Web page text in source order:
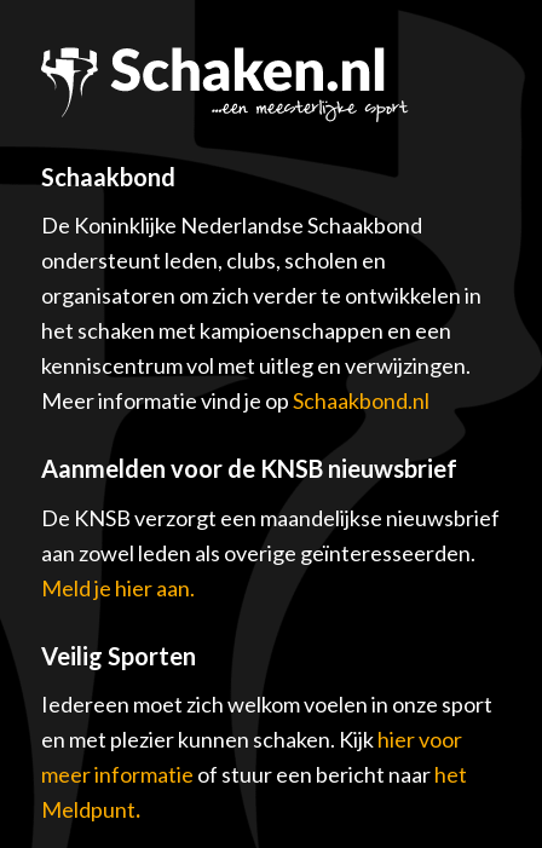
Schaakbond
De Koninklijke Nederlandse Schaakbond
ondersteunt leden, clubs, scholen en
organisatoren om zich verder te ontwikkelen in
het schaken met kampioenschappen en een
kenniscentrum vol met uitleg en verwijzingen.
Meer informatie vind je opSchaakbond.nl
Aanmelden voor de KNSB nieuwsbrief
De KNSB verzorgt een maandelijkse nieuwsbrief
aan zowel leden als overige geïnteresseerden.
Meld je hier aan.
Veilig Sporten
Iedereen moet zich welkom voelen in onze sport
en met plezier kunnen schaken. Kijkhier voor
meer informatie of stuur een bericht naarhet
Meldpunt.